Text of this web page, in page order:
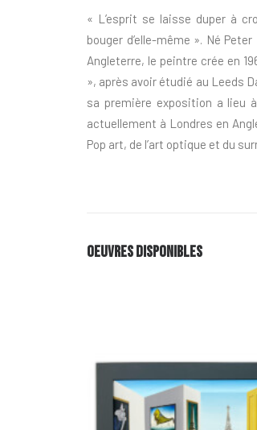
« L’esprit se laisse duper à
bouger d’elle-même ». Né
Angleterre, le peintre crée en
», après avoir étudié au Leeds
sa première exposition a lieu
actuellement à Londres en
Pop art, de l’art optique et du
OEUVRES DISPONIBLES